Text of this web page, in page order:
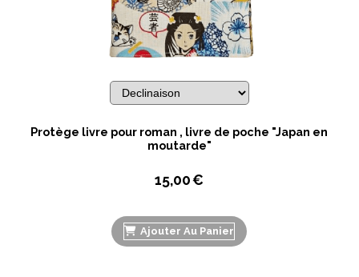
Protège livre pour roman , livre de poche "Japan en
moutarde"
15,00€
Ajouter Au Panier